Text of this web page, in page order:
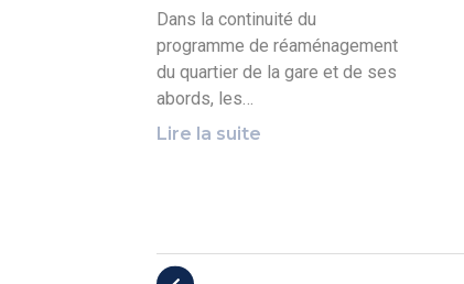
Dans la continuité du
programme de réaménagement
du quartier de la gare et de ses
abords, les…
Lire la suite